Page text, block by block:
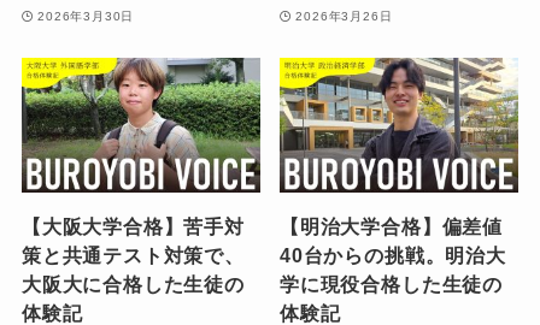
2026年3月30日 2026年3月26日
【大阪大学合格】苦手対
策と共通テスト対策で、
大阪大に合格した生徒の
体験記
【明治大学合格】偏差値
40台からの挑戦。明治大
学に現役合格した生徒の
体験記